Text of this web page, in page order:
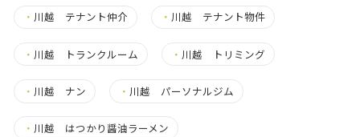
・ 川越 テナント仲介 ・ 川越 テナント物件
・ 川越 トランクルーム ・ 川越 トリミング
・ 川越 ナン ・ 川越 パーソナルジム
・ 川越 はつかり醤油ラーメン